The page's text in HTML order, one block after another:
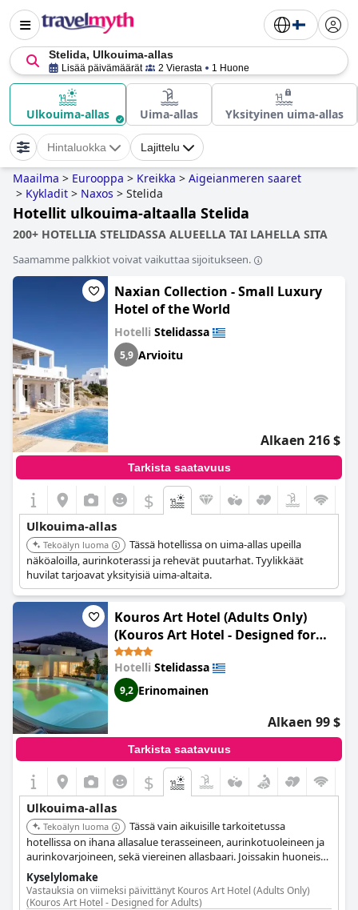
Stelida, Ulkouima-allas
Lisää päivämäärät 2 Vierasta 1 Huone
Ulkouima-allas Uima-allas Yksityinen uima-allas
Hintaluokka Lajittelu
Maailma > Eurooppa > Kreikka > Aigeianmeren saaret
> Kykladit > Naxos > Stelida
Hotellit ulkouima-altaalla Stelida
200+ HOTELLIA STELIDASSA ALUEELLA TAI LAHELLA SITA
Saamamme palkkiot voivat vaikuttaa sijoitukseen.
Naxian Collection - Small Luxury
Hotel of the World
Hotelli Stelidassa
5,9 Arvioitu
Alkaen 216 $
Tarkista saatavuus
$
Ulkouima-allas
Tekoälyn luoma
Tässä hotellissa on uima-allas upeilla
näköaloilla, aurinkoterassi ja rehevät puutarhat. Tyylikkäät
huvilat tarjoavat yksityisiä uima-altaita.
Kouros Art Hotel (Adults Only)
(Kouros Art Hotel - Designed for
Adults)
Hotelli Stelidassa
9,2 Erinomainen
Alkaen 99 $
Tarkista saatavuus
$
Ulkouima-allas
Tekoälyn luoma
Tässä vain aikuisille tarkoitetussa
hotellissa on ihana allasalue terasseineen, aurinkotuoleineen ja
aurinkovarjoineen, sekä viereinen allasbaari. Joissakin huoneissa
ja sviiteissä on ulkokylpylä vesihieronnalla.
Kyselylomake
Vastauksia on viimeksi päivittänyt Kouros Art Hotel (Adults Only)
(Kouros Art Hotel - Designed for Adults)